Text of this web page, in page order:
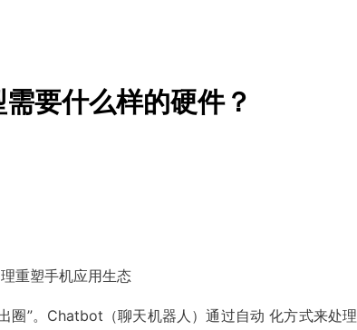
要什么样的硬件？
重塑手机应用生态
”。Chatbot（聊天机器人）通过自动 化方式来处理